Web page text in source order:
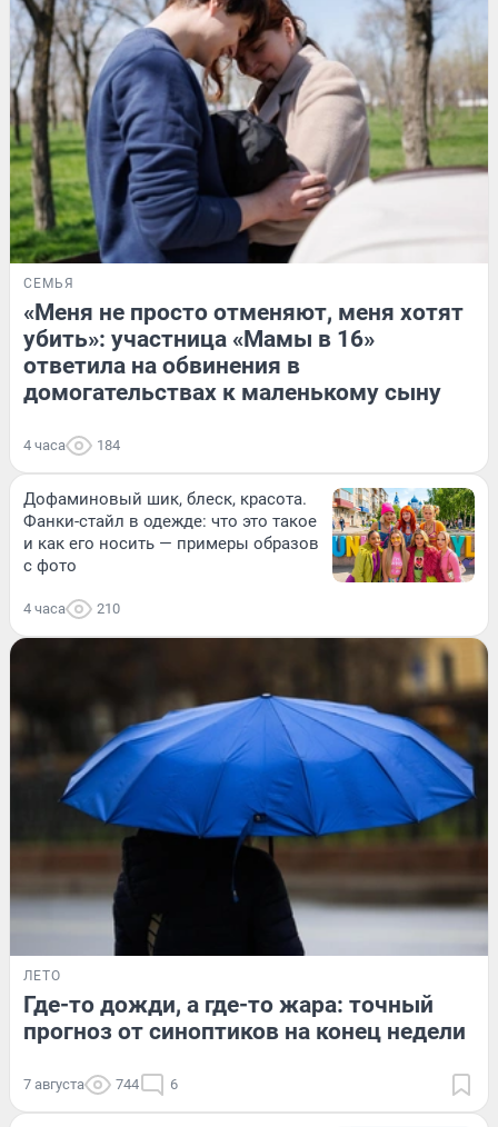
СЕМЬЯ
«Меня не просто отменяют, меня хотят
убить»: участница «Мамы в 16»
ответила на обвинения в
домогательствах к маленькому сыну
4 часа 184
Дофаминовый шик, блеск, красота.
Фанки-стайл в одежде: что это такое
и как его носить — примеры образов
с фото
4 часа 210
ЛЕТО
Где-то дожди, а где-то жара: точный
прогноз от синоптиков на конец недели
7 августа 744 6